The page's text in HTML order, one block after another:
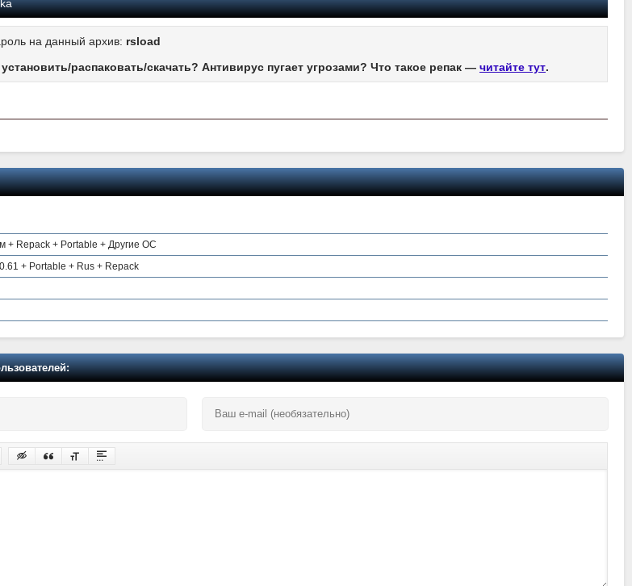
на данный архив: rsload
установить/распаковать/скачать? Антивирус пугает угрозами? Что такое репак — читайте тут.
+ Repack + Portable + Другие ОС
+ Portable + Rus + Repack